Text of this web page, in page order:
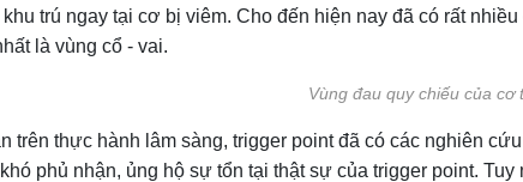
trú ngay tại cơ bị viêm. Cho đến hiện nay đã có rất
là vùng cổ - vai.
Vùng đau quy chiếu của cơ
trên thực hành lâm sàng, trigger point đã có các nghiên
phủ nhận, ủng hộ sự tổn tại thật sự của trigger point.